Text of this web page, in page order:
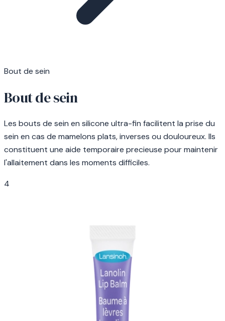
Bout de sein
Bout de sein
Les bouts de sein en silicone ultra-fin facilitent la prise du
sein en cas de mamelons plats, inverses ou douloureux. Ils
constituent une aide temporaire precieuse pour maintenir
l'allaitement dans les moments difficiles.
4